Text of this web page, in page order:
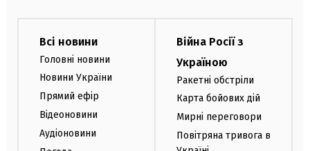
Всі новини
Головні новини
Новини України
Прямий ефір
Відеоновини
Аудіоновини
Війна Росії з
Україною
Ракетні обстріли
Карта бойових дій
Мирні переговори
Повітряна тривога в